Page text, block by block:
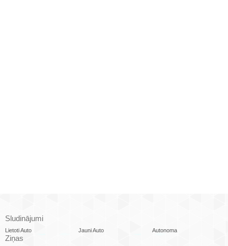
Sludinājumi
Lietoti Auto Jauni Auto Autonoma
Ziņas